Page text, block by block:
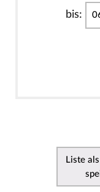
bis:
Liste